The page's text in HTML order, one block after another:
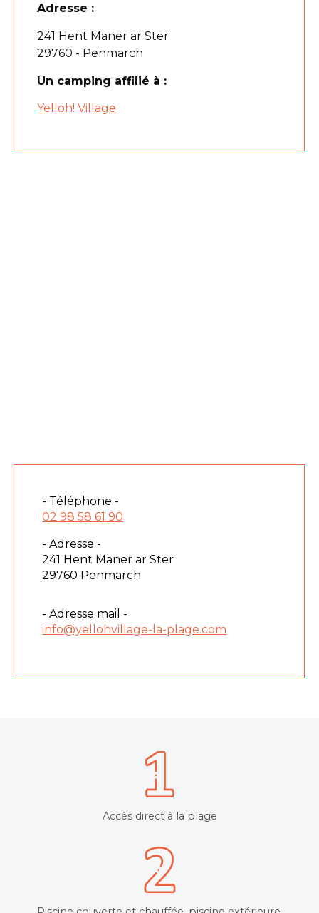
Accès direct à la plage
Adresse :
241 Hent Maner ar Ster
29760 - Penmarch
Un camping affilié à :
Yelloh! Village
- Téléphone -
02 98 58 61 90
- Adresse -
241 Hent Maner ar Ster
29760 Penmarch
- Adresse mail -
info@yellohvillage-la-plage.com